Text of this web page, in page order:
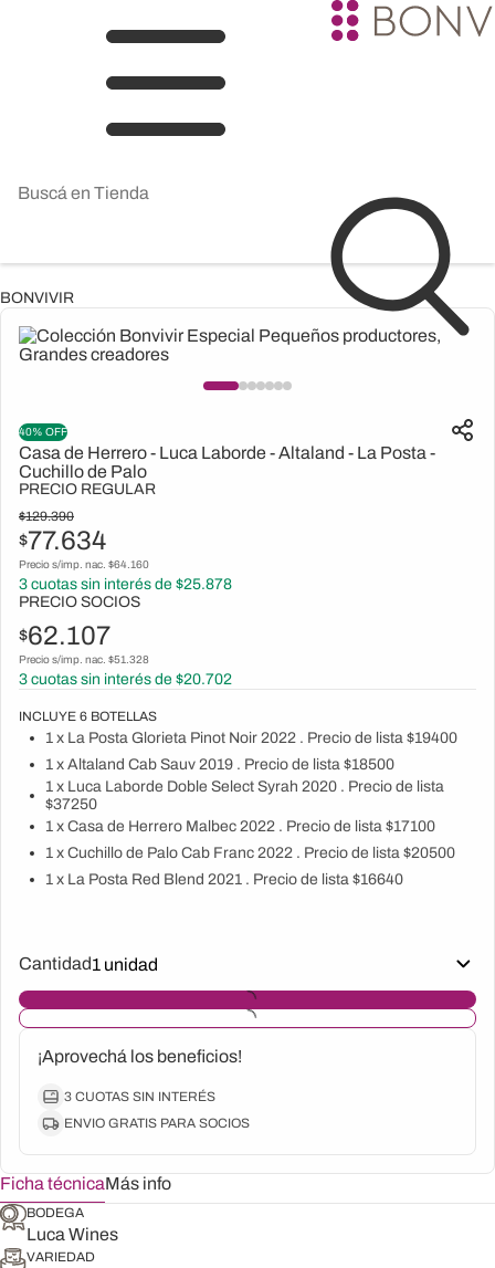
BONVIVIR
40% OFF
Casa de Herrero - Luca Laborde - Altaland - La Posta -
Cuchillo de Palo
PRECIO REGULAR
$129.390
$77.634
Precio s/imp. nac. $64.160
3 cuotas sin interés de $25.878
PRECIO SOCIOS
$62.107
Precio s/imp. nac. $51.328
3 cuotas sin interés de $20.702
INCLUYE 6 BOTELLAS
1 x La Posta Glorieta Pinot Noir 2022 . Precio de lista $19400
1 x Altaland Cab Sauv 2019 . Precio de lista $18500
1 x Luca Laborde Doble Select Syrah 2020 . Precio de lista
$37250
1 x Casa de Herrero Malbec 2022 . Precio de lista $17100
1 x Cuchillo de Palo Cab Franc 2022 . Precio de lista $20500
1 x La Posta Red Blend 2021 . Precio de lista $16640
¡Aprovechá los beneficios!
3 CUOTAS SIN INTERÉS
ENVIO GRATIS PARA SOCIOS
Cantidad
Ficha técnicaMás info
BODEGA
Luca Wines
VARIEDAD